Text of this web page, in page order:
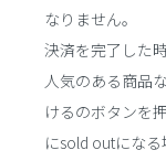
なりません。
決済を完了した
人気のある商品
けるのボタンを
にsold outになる